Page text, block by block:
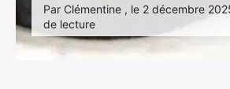
Par Clémentine , le 2 décembre
de lecture